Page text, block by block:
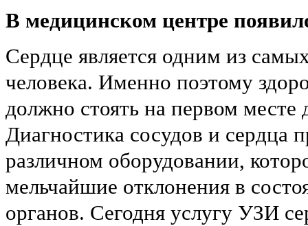
В медицинском центре
Сердце является одним из
человека. Именно поэтому
должно стоять на первом месте
Диагностика сосудов и сердца
различном оборудовании,
мельчайшие отклонения в
органов. Сегодня услугу УЗИ